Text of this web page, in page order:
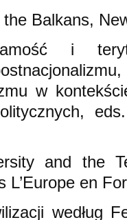
Balkans,
i
w
and the
L’Europe en
według